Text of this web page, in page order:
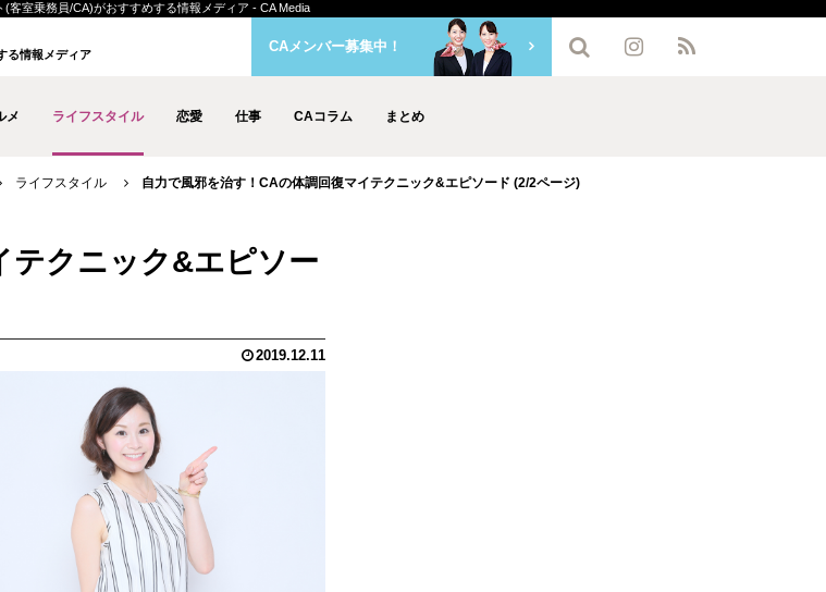
室乗務員/CA)がおすすめする情報メディア - CA Media
る情報メディア
メ ライフスタイル 恋愛 仕事 CAコラム まとめ
CAメンバー募集中！
ライフスタイル 自力で風邪を治す！CAの体調回復マイテクニック&エピソード (2/2ページ)
テクニック&エピソー
2019.12.11